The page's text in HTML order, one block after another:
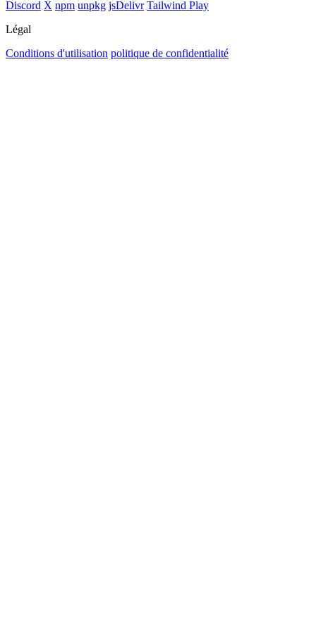
Discord X npm unpkg jsDelivr Tailwind Play
Légal
Conditions d'utilisation politique de confidentialité